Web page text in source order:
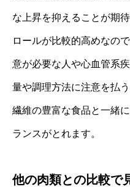
な上昇を抑えることが期
ロールが比較的高めなの
意が必要な人や心血管系
量や調理方法に注意を払
繊維の豊富な食品と一緒
ランスがとれます。
他の肉類との比較で